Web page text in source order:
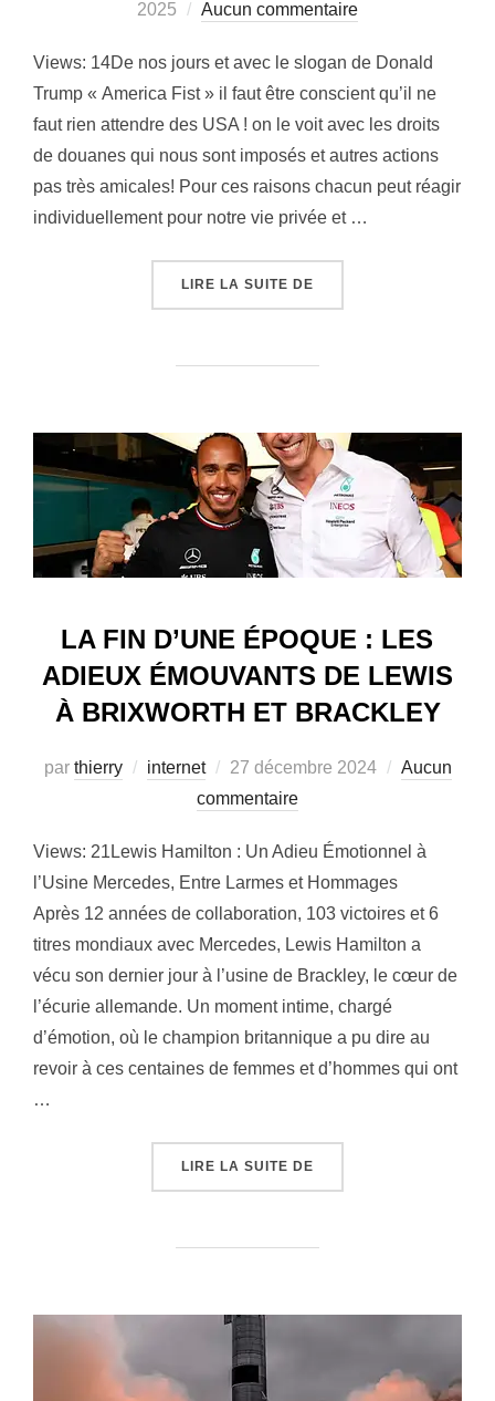
2025 Aucun commentaire
Views: 14De nos jours et avec le slogan de Donald
Trump « America Fist » il faut être conscient qu’il ne
faut rien attendre des USA ! on le voit avec les droits
de douanes qui nous sont imposés et autres actions
pas très amicales! Pour ces raisons chacun peut réagir
individuellement pour notre vie privée et …
LIRE LA SUITE DE
LA FIN D’UNE ÉPOQUE : LES
ADIEUX ÉMOUVANTS DE LEWIS
À BRIXWORTH ET BRACKLEY
par thierry internet
Publié
le
27 décembre 2024
Aucun
commentaire
Views: 21Lewis Hamilton : Un Adieu Émotionnel à
l’Usine Mercedes, Entre Larmes et Hommages
Après 12 années de collaboration, 103 victoires et 6
titres mondiaux avec Mercedes, Lewis Hamilton a
vécu son dernier jour à l’usine de Brackley, le cœur de
l’écurie allemande. Un moment intime, chargé
d’émotion, où le champion britannique a pu dire au
revoir à ces centaines de femmes et d’hommes qui ont
…
LIRE LA SUITE DE